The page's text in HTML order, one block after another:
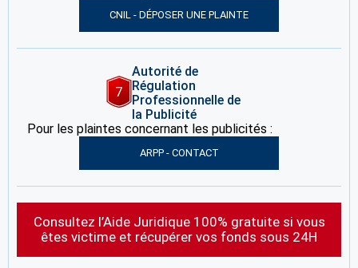
CNIL - DÉPOSER UNE PLAINTE
7
Autorité de
Régulation
Professionnelle de
la Publicité
Pour les plaintes concernant les publicités :
ARPP - CONTACT
Consultez l’Aide Juridique 100% gratuite si vous
êtes victime et récupérer vos fonds sous 24H